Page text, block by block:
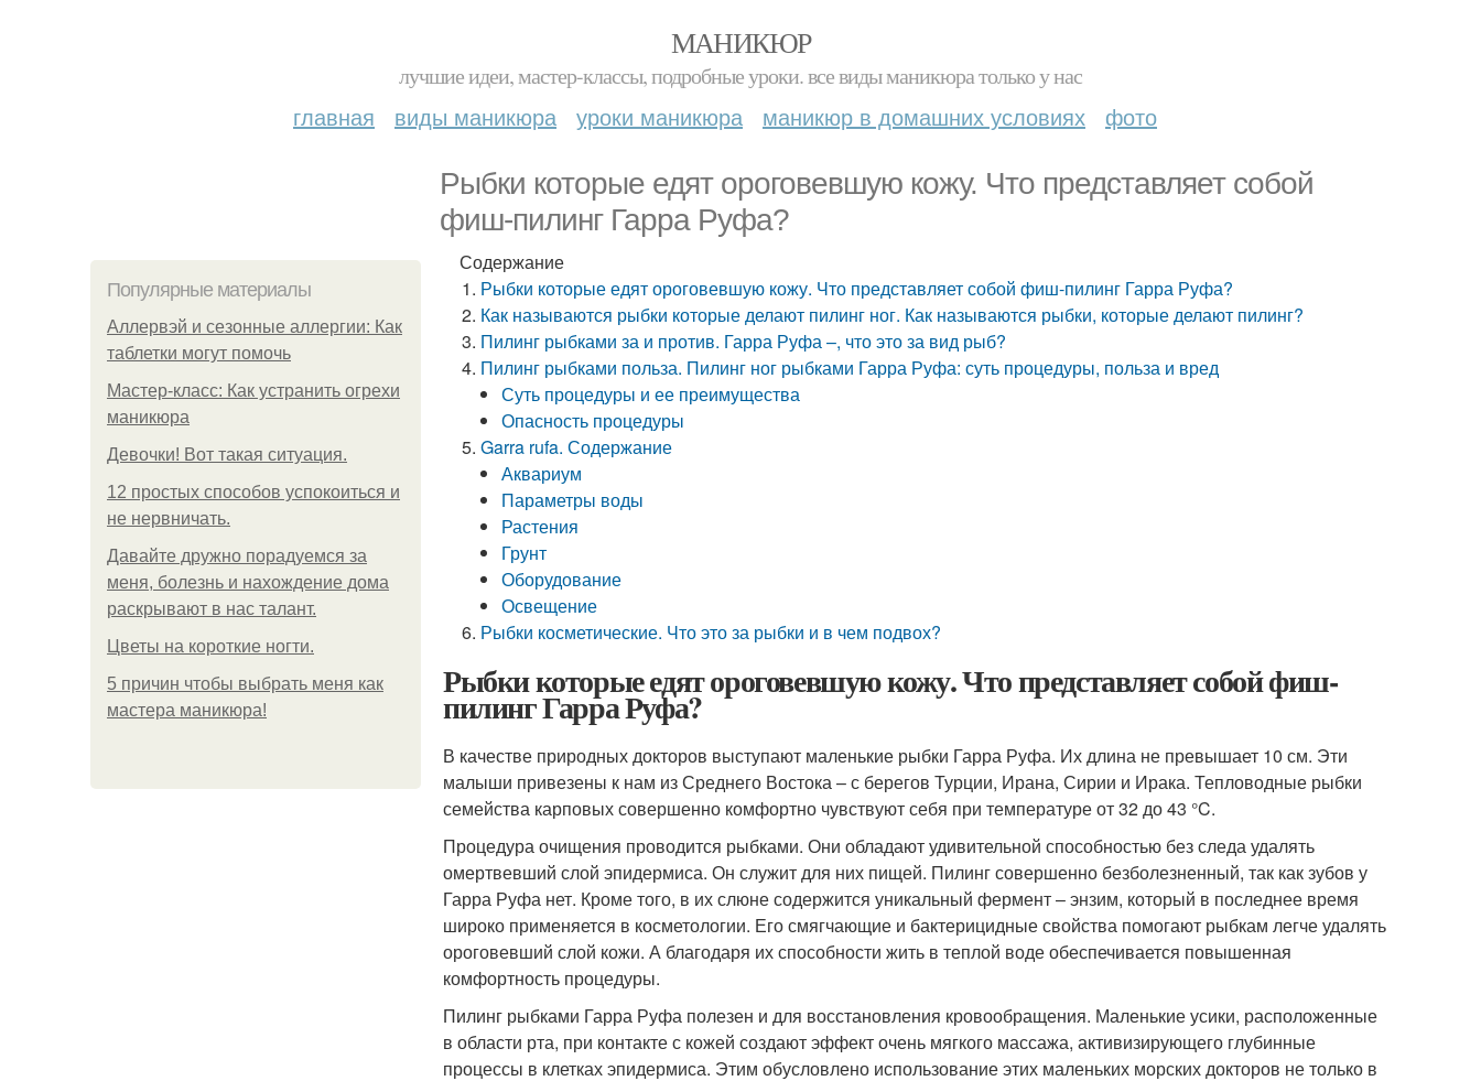
МАНИКЮР
лучшие идеи, мастер-классы, подробные уроки. все виды маникюра только у нас
главная виды маникюра уроки маникюра маникюр в домашних условиях фото
Рыбки которые едят ороговевшую кожу. Что представляет собой
фиш-пилинг Гарра Руфа?
Популярные материалы
Аллервэй и сезонные аллергии: Как
таблетки могут помочь
Мастер-класс: Как устранить огрехи
маникюра
Девочки! Вот такая ситуация.
12 простых способов успокоиться и
не нервничать.
Давайте дружно порадуемся за
меня, болезнь и нахождение дома
раскрывают в нас талант.
Цветы на короткие ногти.
5 причин чтобы выбрать меня как
мастера маникюра!
Содержание
Рыбки которые едят ороговевшую кожу. Что представляет собой фиш-пилинг Гарра Руфа?
Как называются рыбки которые делают пилинг ног. Как называются рыбки, которые делают пилинг?
Пилинг рыбками за и против. Гарра Руфа –, что это за вид рыб?
Пилинг рыбками польза. Пилинг ног рыбками Гарра Руфа: суть процедуры, польза и вред
Суть процедуры и ее преимущества
Опасность процедуры
Garra rufa. Содержание
Аквариум
Параметры воды
Растения
Грунт
Оборудование
Освещение
Рыбки косметические. Что это за рыбки и в чем подвох?
Рыбки которые едят ороговевшую кожу. Что представляет собой фиш-
пилинг Гарра Руфа?
В качестве природных докторов выступают маленькие рыбки Гарра Руфа. Их длина не превышает 10 см. Эти
малыши привезены к нам из Среднего Востока – с берегов Турции, Ирана, Сирии и Ирака. Тепловодные рыбки
семейства карповых совершенно комфортно чувствуют себя при температуре от 32 до 43 °C.
Процедура очищения проводится рыбками. Они обладают удивительной способностью без следа удалять
омертвевший слой эпидермиса. Он служит для них пищей. Пилинг совершенно безболезненный, так как зубов у
Гарра Руфа нет. Кроме того, в их слюне содержится уникальный фермент – энзим, который в последнее время
широко применяется в косметологии. Его смягчающие и бактерицидные свойства помогают рыбкам легче удалять
ороговевший слой кожи. А благодаря их способности жить в теплой воде обеспечивается повышенная
комфортность процедуры.
Пилинг рыбками Гарра Руфа полезен и для восстановления кровообращения. Маленькие усики, расположенные
в области рта, при контакте с кожей создают эффект очень мягкого массажа, активизирующего глубинные
процессы в клетках эпидермиса. Этим обусловлено использование этих маленьких морских докторов не только в